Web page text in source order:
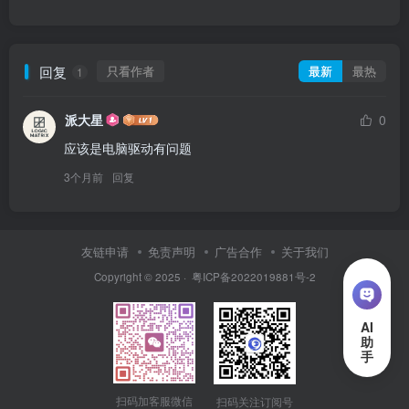
回复 1 只看作者 最新 最热
派大星
0
应该是电脑驱动有问题
3个月前 回复
友链申请 免责声明 广告合作 关于我们
Copyright © 2025 · 粤ICP备2022019881号-2
扫码加客服微信 扫码关注订阅号